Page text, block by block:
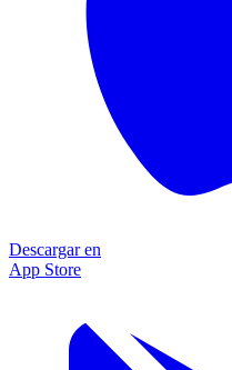
Descargar en
App Store